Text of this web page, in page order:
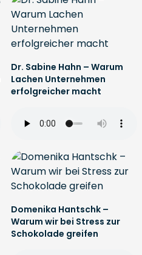
Dr. Sabine Hahn – Warum
Lachen Unternehmen
erfolgreicher macht
Domenika Hantschk –
Warum wir bei Stress zur
Schokolade greifen